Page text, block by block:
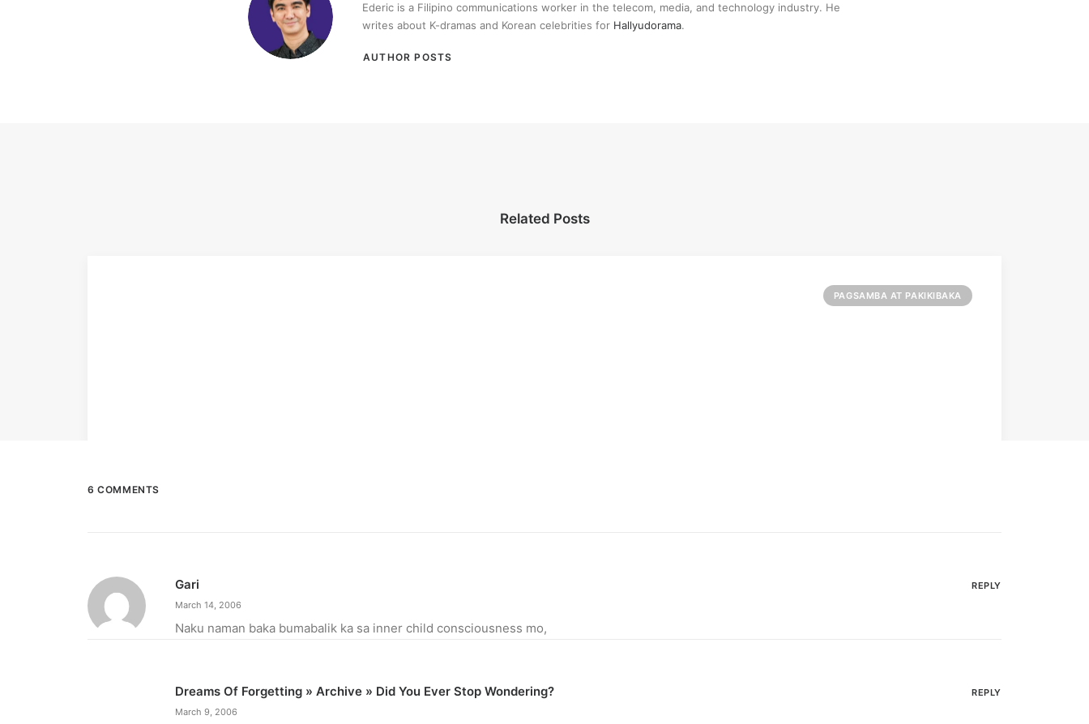
Ederic is a Filipino communications worker in the telecom, media, and technology industry. He
writes about K-dramas and Korean celebrities for Hallyudorama.
AUTHOR POSTS
Related Posts
PAGSAMBA AT PAKIKIBAKA
6 COMMENTS
Gari
March 14, 2006
Naku naman baka bumabalik ka sa inner child consciousness mo,
REPLY
Dreams Of Forgetting » Archive » Did You Ever Stop Wondering?
March 9, 2006
REPLY